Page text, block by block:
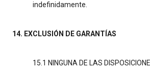
indefinidamente.
14. EXCLUSIÓN DE GARANTÍAS
15.1 NINGUNA DE LAS